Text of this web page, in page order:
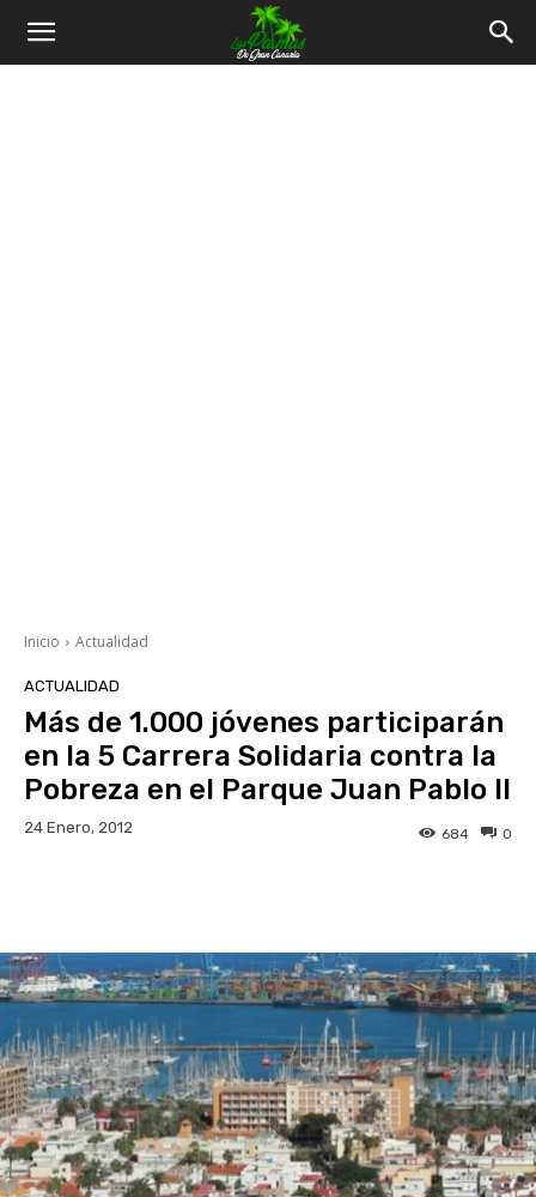
Inicio Actualidad
ACTUALIDAD
Más de 1.000 jóvenes participarán
en la 5 Carrera Solidaria contra la
Pobreza en el Parque Juan Pablo II
24 Enero, 2012 0
684